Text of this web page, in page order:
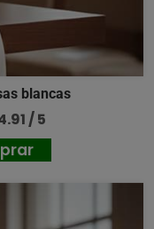
blancas
/ 5